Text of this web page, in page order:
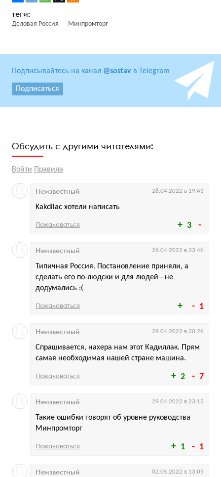
Деловая Россия Минпромторг
Подписывайтесь на канал @sostav в Telegram
Подписаться
Обсудить с другими читателями:
Войти Правила
3
Kakdilac хотели написать
Неизвестный 28.04.2022 в 19:41
Пожаловаться
1
Типичная Россия. Постановление приняли, а
сделать его по-людски и для людей - не
додумались :(
Неизвестный 28.04.2022 в 23:46
Пожаловаться
2 7
Спрашивается, нахера нам этот Кадиллак. Прям
самая необходимая нашей стране машина.
Неизвестный 29.04.2022 в 20:26
Пожаловаться
1 1
Такие ошибки говорят об уровне руководства
Минпромторг
Неизвестный 29.04.2022 в 23:12
Пожаловаться
Неизвестный 02.05.2022 в 13:09